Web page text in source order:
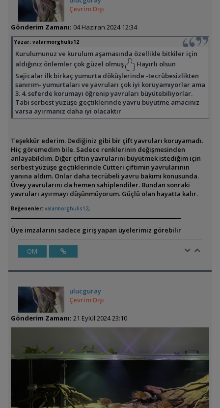
Çevrim Dışı
Gönderim Zamanı: 04 Haziran 2024 12:34
Yazar: valarmorghulis12
Kurulumunuz ve kurulum aşamasında özellikle bitkiler için
aldığınız önlemler çok güzel olmuş
Hayırlı olsun
Sajicalar ilk birkaç yumurta döküşlerinde -tecrübesizlikten
sanırım- yumurtaları ve yavruları çok iyi koruyamıyorlar ama
3. 4. seferde korumayı öğrenip yavruları büyütebiliyorlar.
Tabi serbest yüzüşe geçtiklerinde yavru büyütme amacınız
varsa ayırmanız daha iyi olacaktır
Teşekkür ederim. Dediğiniz gibi bir çift yavruları koruyamadı.
Hiç göremedim bile. Sadece renklerinin değişmesinden
anlayabildim. Diğer çiftin yavrularını büyütmek istediğim için
serbest yüzüşe geçtiklerinde Cutteri çiftimin yavrularının
yanına aldım. Onlar daha tecrübeli yavru bakımı konusunda.
Üvey yavrularını da hemen sahiplendiler. Bundan sonraki
yavruları ayırmayı düşünmüyorum. Güçlü olan hayatta kalır.
Beğenenler: valarmorghulis12,
Üye imzalarını sadece giriş yapan üyelerimiz görebilir
ÖM
ulucguray
Çevrim Dışı
Gönderim Zamanı: 21 Eylül 2024 23:10